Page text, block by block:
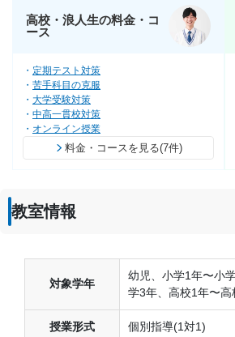
高校・浪人生の料金・コ
ース
定期テスト対策
苦手科目の克服
大学受験対策
中高一貫校対策
オンライン授業
料金・コースを見る(7件)
教室情報
対象学年
幼児、小学1年〜小
学3年、高校1年〜高
授業形式 個別指導(1対1)